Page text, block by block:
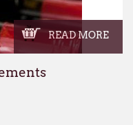
READ MORE